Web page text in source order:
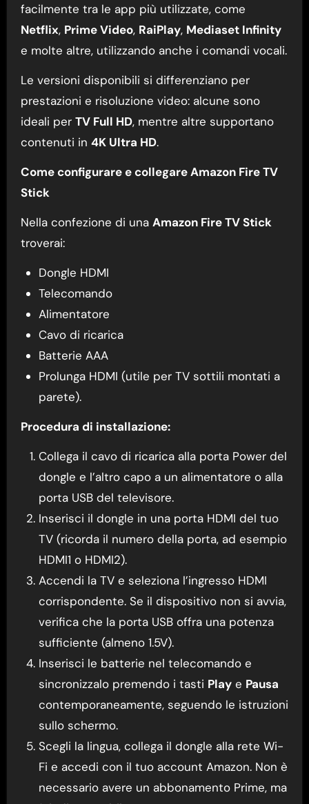
facilmente tra le app più utilizzate, come
Netflix, Prime Video, RaiPlay, Mediaset Infinity
e molte altre, utilizzando anche i comandi vocali.
Le versioni disponibili si differenziano per
prestazioni e risoluzione video: alcune sono
ideali per TV Full HD, mentre altre supportano
contenuti in 4K Ultra HD.
Come configurare e collegare Amazon Fire TV
Stick
Nella confezione di una Amazon Fire TV Stick
troverai:
Dongle HDMI
Telecomando
Alimentatore
Cavo di ricarica
Batterie AAA
Prolunga HDMI (utile per TV sottili montati a
parete).
Procedura di installazione:
Collega il cavo di ricarica alla porta Power del
dongle e l’altro capo a un alimentatore o alla
porta USB del televisore.
Inserisci il dongle in una porta HDMI del tuo
TV (ricorda il numero della porta, ad esempio
HDMI1 o HDMI2).
Accendi la TV e seleziona l’ingresso HDMI
corrispondente. Se il dispositivo non si avvia,
verifica che la porta USB offra una potenza
sufficiente (almeno 1.5V).
Inserisci le batterie nel telecomando e
sincronizzalo premendo i tasti Playe Pausa
contemporaneamente, seguendo le istruzioni
sullo schermo.
Scegli la lingua, collega il dongle alla rete Wi-
Fi e accedi con il tuo account Amazon. Non è
necessario avere un abbonamento Prime, ma